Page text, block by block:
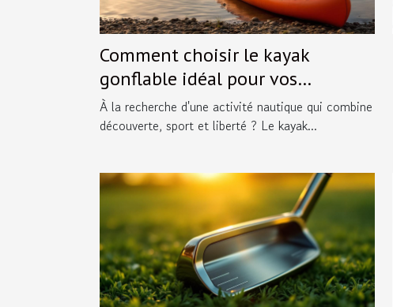
Comment choisir le kayak
gonflable idéal pour vos
aventures ?
À la recherche d'une activité nautique qui combine
découverte, sport et liberté ? Le kayak...